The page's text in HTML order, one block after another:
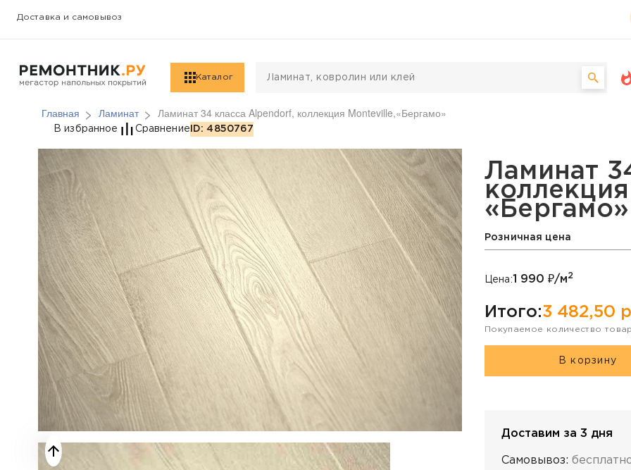
Доставка и самовывоз
Каталог
Главная Ламинат Ламинат 34 класса Alpendorf, коллекция Monteville,«Бергамо»
Ламинат 34 класса Alpendorf, коллекция
В избранное Сравнение ID: 4850767
Ламинат
«Бергамо»
Розничная цена
Цена:1 990 ₽/м2
Итого:3 482,50
Покупаемое количество
В корзину
Доставим за 3 дня
Самовывоз: